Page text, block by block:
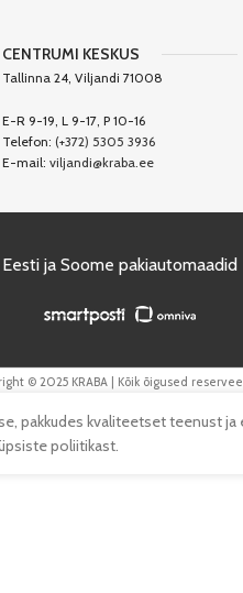
CENTRUMI KESKUS
Tallinna 24, Viljandi 71008
E-R 9-19, L 9-17, P 10-16
Telefon: (+372) 5305 3936
E-mail: viljandi@kraba.ee
Eesti ja Soome pakiautomaadid
© 2025 KRABA | Kõik õigused
pakkudes kvaliteetset teenust
poliitikast.